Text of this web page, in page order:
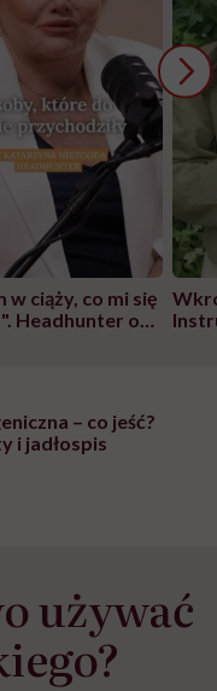
w ciąży, co mi się
Headhunter o
– co jeść?
i jadłospis
używać